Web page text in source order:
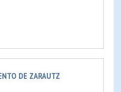
DE ZARAUTZ